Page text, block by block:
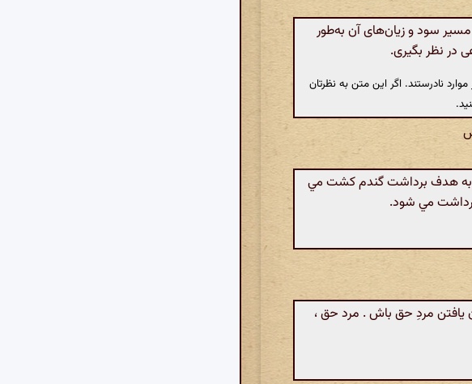
سود و زیان‌های آن به‌طور
در نظر بگیری.
نادرستند. اگر این متن به نظرتان
هدف برداشت گندم کشت مي
مي شود.
یافتن مردِ حق باش . مرد حق ،